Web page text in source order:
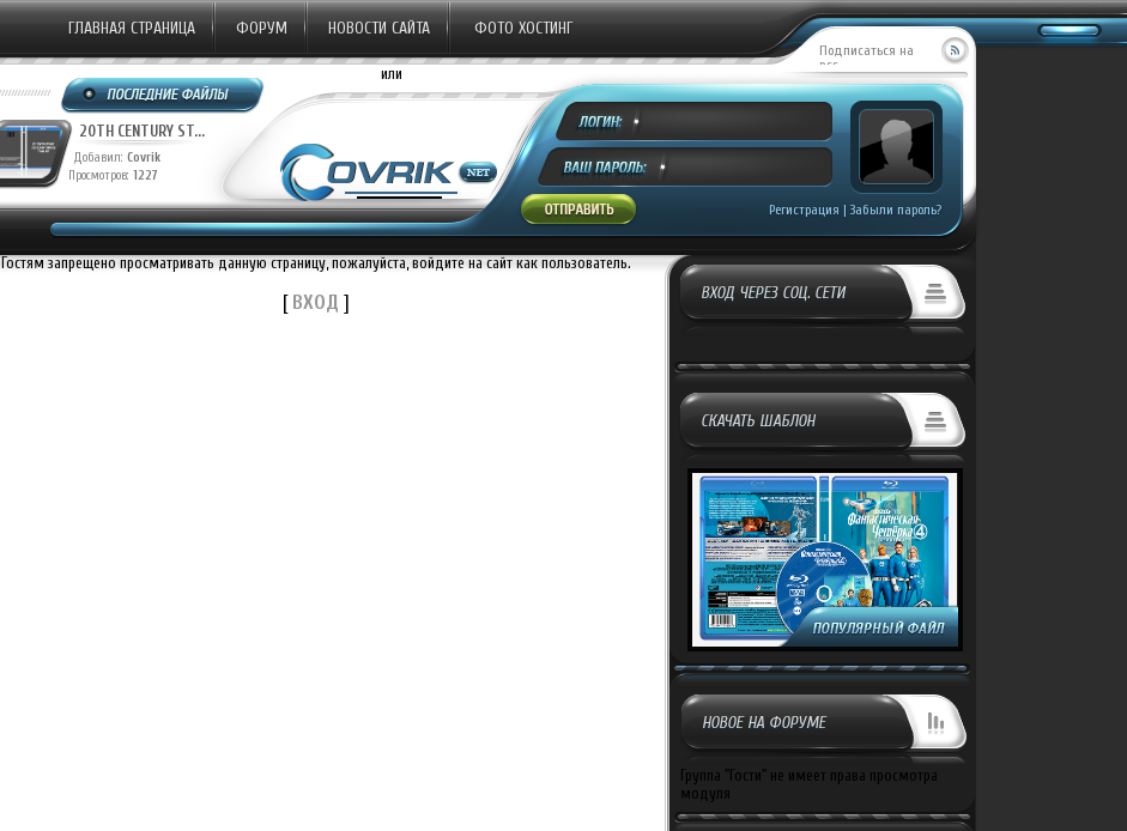
ГЛАВНАЯ СТРАНИЦА ФОРУМ НОВОСТИ САЙТА ФОТО ХОСТИНГ
Подписаться на
RSS
20TH CENTURY ST...
Добавил: Covrik
Просмотров: 1227
Добавил:
Просмотров:1144
MILL CREEK ENTE...
Добавил: Covrik
Просмотров:499
Регистрация | Забыли пароль?
или
Гостям запрещено просматривать данную страницу, пожалуйста, войдите на сайт как пользователь.
[ВХОД ] ВХОД ЧЕРЕЗ СОЦ. СЕТИ
СКАЧАТЬ ШАБЛОН
НОВОЕ НА ФОРУМЕ
Группа "Гости" не имеет права просмотра
модуля